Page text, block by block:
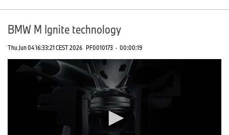
BMW M Ignite technology
Thu Jun 04 16:33:21 CEST 2026 PF0010173 · 00:00:19